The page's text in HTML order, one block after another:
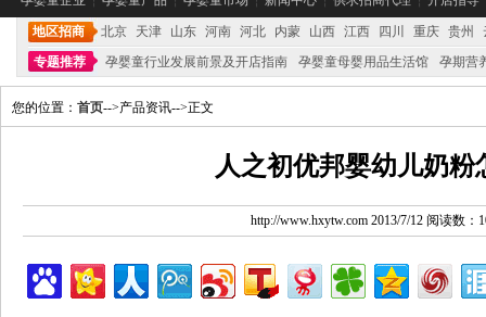
地区招商 北京 天津 山东 河南 河北 内蒙 山西 江西 四川 重庆 贵州
专题推荐
孕婴童行业发展前景及开店指南 孕婴童母婴用品生活馆 孕期营
您的位置： 首页-->产品资讯-->正文
人之初优邦婴幼儿奶粉
http://www.hxytw.com 2013/7/12 阅读数：